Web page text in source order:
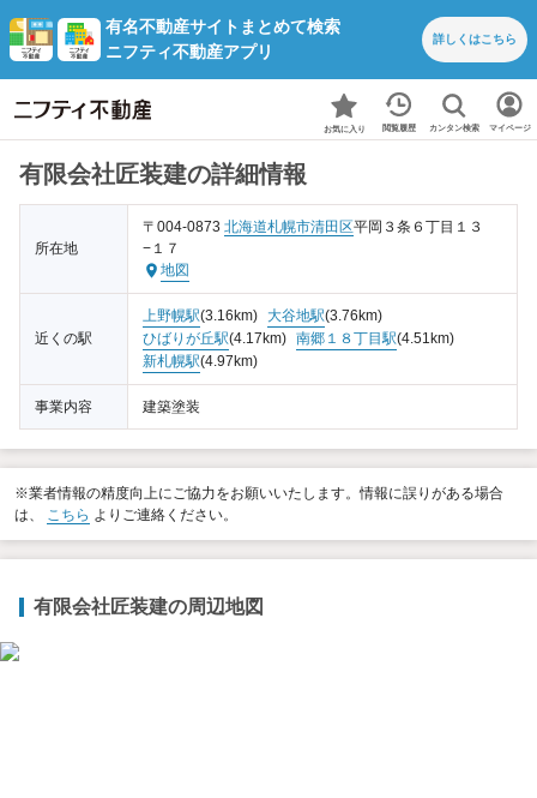
有名不動産サイトまとめて検索
ニフティ不動産アプリ
詳しくはこちら
お気に入り 閲覧履歴 カンタン検索 マイページ
有限会社匠装建の詳細情報
所在地
〒004-0873 北海道札幌市清田区平岡３条６丁目１３
−１７
地図
近くの駅
上野幌駅(3.16km) 大谷地駅(3.76km)
ひばりが丘駅(4.17km) 南郷１８丁目駅(4.51km)
新札幌駅(4.97km)
事業内容 建築塗装
※業者情報の精度向上にご協力をお願いいたします。情報に誤りがある場合
は、 こちら よりご連絡ください。
有限会社匠装建の周辺地図